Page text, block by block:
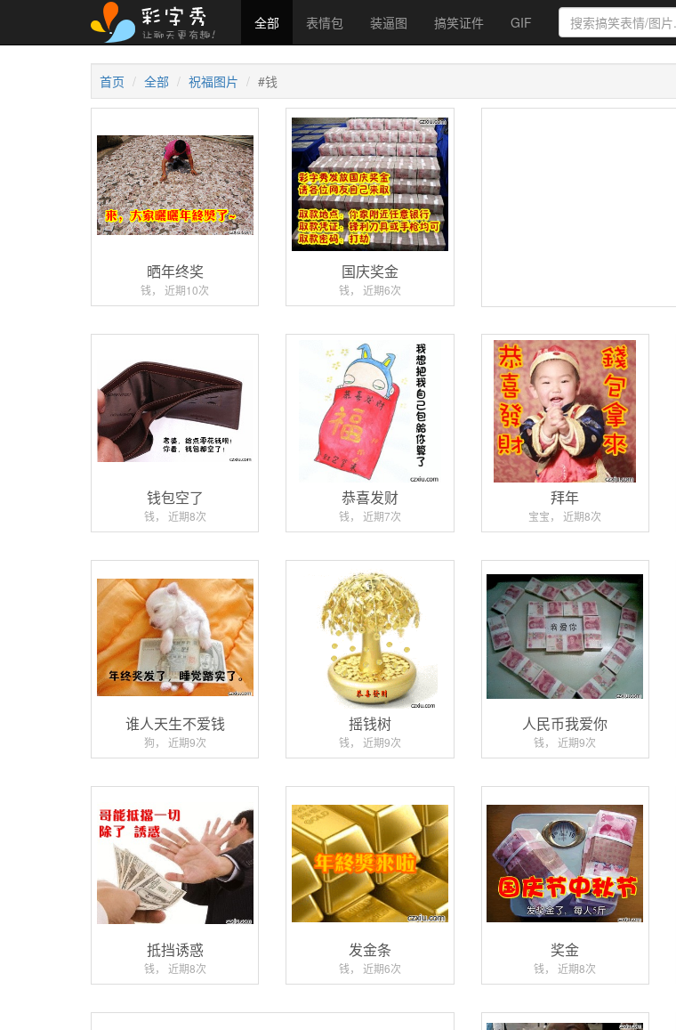
全部 表情包 装逼图 搞笑证件 GIF
首页 全部 祝福图片 #钱
晒年终奖
钱， 近期10次
国庆奖金
钱， 近期6次
钱包空了
钱， 近期8次
恭喜发财
钱， 近期7次
拜年
宝宝， 近期8次
谁人天生不爱钱
狗， 近期9次
摇钱树
钱， 近期9次
人民币我爱你
钱， 近期9次
抵挡诱惑
钱， 近期8次
发金条
钱， 近期6次
奖金
钱， 近期8次